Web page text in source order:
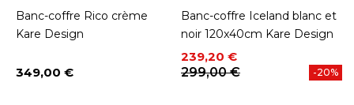
Banc-coffre Rico crème
Kare Design
Prix
349,00 €
Banc-coffre Iceland blanc et
noir 120x40cm Kare Design
Prix
239,20 €
Prix de base
299,00 €
-20%